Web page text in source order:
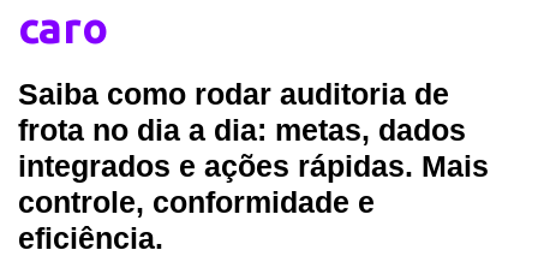
caro
Saiba como rodar auditoria de
frota no dia a dia: metas, dados
integrados e ações rápidas. Mais
controle, conformidade e
eficiência.